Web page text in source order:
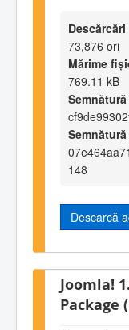
Descărcări
73,876 ori
Mărime
769.11 kB
Semnătură
Semnătură
148
Descarcă
Joomla!
Package